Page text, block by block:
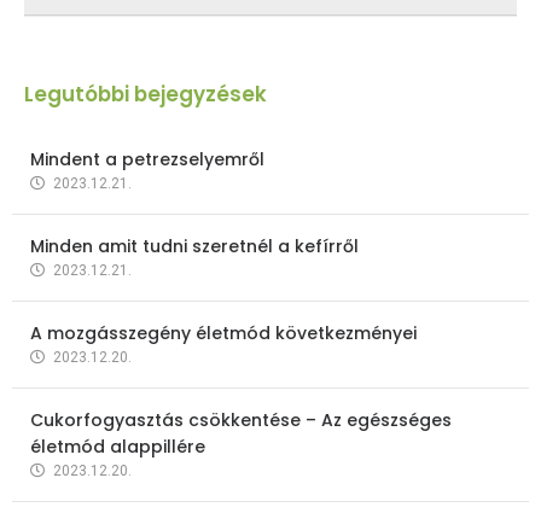
Legutóbbi bejegyzések
Mindent a petrezselyemről
2023.12.21.
Minden amit tudni szeretnél a kefírről
2023.12.21.
A mozgásszegény életmód következményei
2023.12.20.
Cukorfogyasztás csökkentése – Az egészséges
életmód alappillére
2023.12.20.